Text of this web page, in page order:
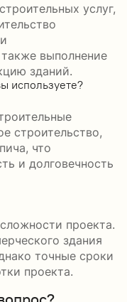
услуг,
выполнение
зданий.
используете?
строительство,
что
и долговечность
проекта.
здания
точные сроки
проекта.